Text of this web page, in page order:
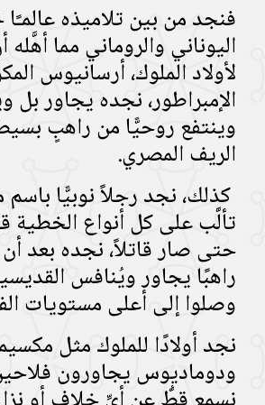
فنجد من بين تلاميذه عالمـًا
اليوناني والروماني مما
لأولاد الملوك، أرسانيوس
الإمبراطور، نجده يجاور بل
وينتفع روحيًّا من راهبٍ
الريف المصري.
كذلك، نجد رجلاً نوبيًّا
تألَّب على كل أنواع الخطية
حتى صار قاتلاً، نجده بعد
راهبًا يجاور ويُنافس
وصلوا إلى أعلى مستويات
نجد أولادًا للملوك مثل
ودوماديوس يجاورون